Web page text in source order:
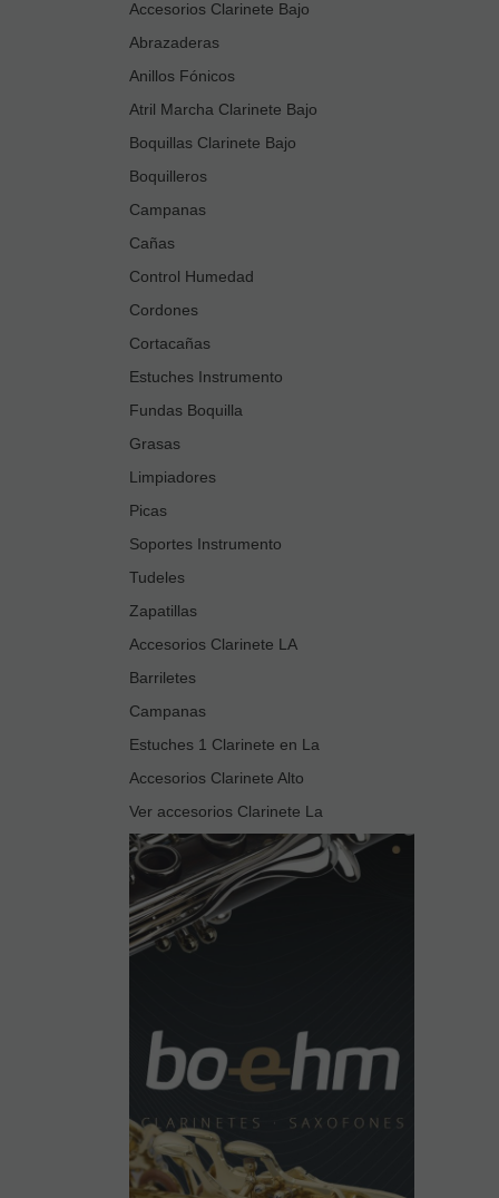
Accesorios Clarinete Bajo
Abrazaderas
Anillos Fónicos
Atril Marcha Clarinete Bajo
Boquillas Clarinete Bajo
Boquilleros
Campanas
Cañas
Control Humedad
Cordones
Cortacañas
Estuches Instrumento
Fundas Boquilla
Grasas
Limpiadores
Picas
Soportes Instrumento
Tudeles
Zapatillas
Accesorios Clarinete LA
Barriletes
Campanas
Estuches 1 Clarinete en La
Accesorios Clarinete Alto
Ver accesorios Clarinete La